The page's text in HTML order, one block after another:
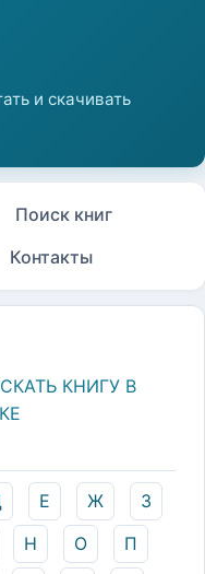
Поиск книг
Контакты
КНИГУ В
Е Ж
З
Н О
П